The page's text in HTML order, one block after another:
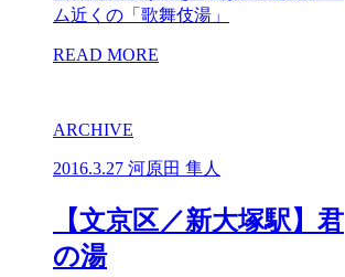
ム近くの「歌舞伎湯」
READ MORE
ARCHIVE
2016.3.27 河原田 隼人
【文京区／新大塚駅】君
の湯